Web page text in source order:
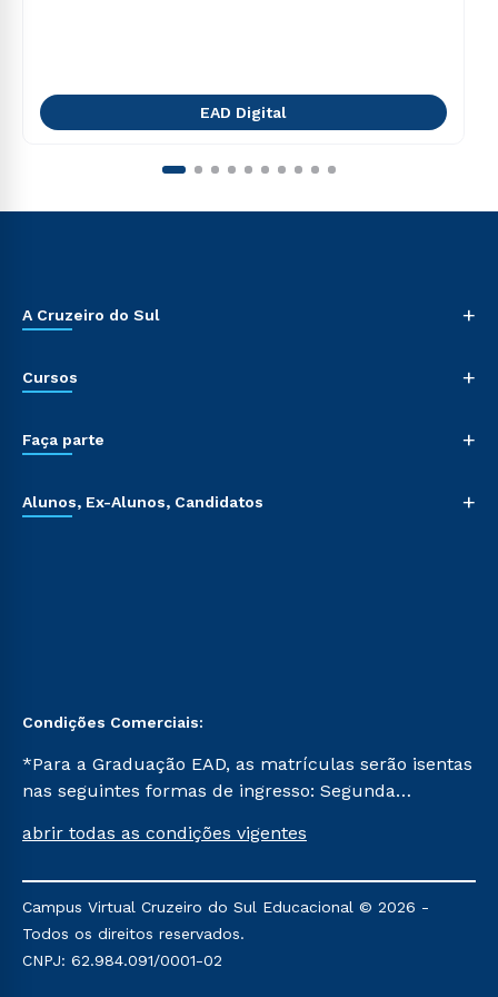
EAD Digital
A Cruzeiro do Sul +
Cursos +
Faça parte +
Alunos, Ex-Alunos, Candidatos +
Condições Comerciais:
*Para a Graduação EAD, as matrículas serão isentas
nas seguintes formas de ingresso: Segunda
Já para as demais, a taxa de matrícula será de R$
mencionadas são referentes aos cursos: Ensino
Religioso, Geografia para a Docência e Metodologia
do Ensino de História: Questões Atuais.
abrir todas as condições vigentes
Campus Virtual Cruzeiro do Sul Educacional © 2026 -
Todos os direitos reservados.
CNPJ: 62.984.091/0001-02